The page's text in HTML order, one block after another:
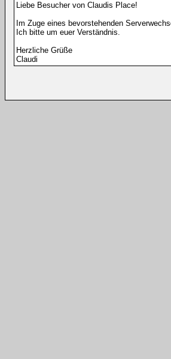
Liebe Besucher von Claudis Place!
Im Zuge eines bevorstehenden
Ich bitte um euer Verständnis.
Herzliche Grüße
Claudi